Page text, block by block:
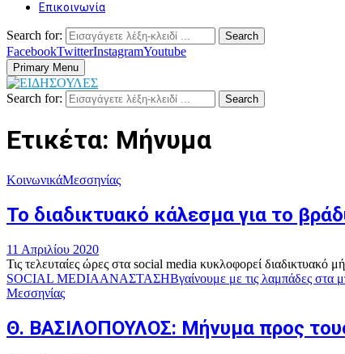
Επικοινωνία
Search for: Search
FacebookTwitterInstagramYoutube
Primary Menu
Search for: Search
Ετικέτα: Μήνυμα
ΚοινωνικάΜεσσηνίας
Το διαδικτυακό κάλεσμα για το
11 Απριλίου 2020
Τις τελευταίες ώρες στα social media κυκλοφορεί διαδικτυακό
SOCIAL MEDIAΑΝΑΣΤΑΣΗΒγαίνουμε με τις λαμπάδες στα
Μεσσηνίας
Θ. ΒΑΣΙΛΟΠΟΥΛΟΣ: Μήνυμα προς